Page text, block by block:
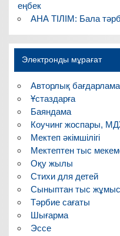
еңбек
АНА ТІЛІМ: Бала
Электронды мұрағат
Авторлық бағдарлама
Ұстаздарға
Баяндама
Коучинг жоспары,
Мектеп әкімшілігі
Мектептен тыс
Оқу жылы
Стихи для детей
Сыныптан тыс жұмыс
Тәрбие сағаты
Шығарма
Эссе